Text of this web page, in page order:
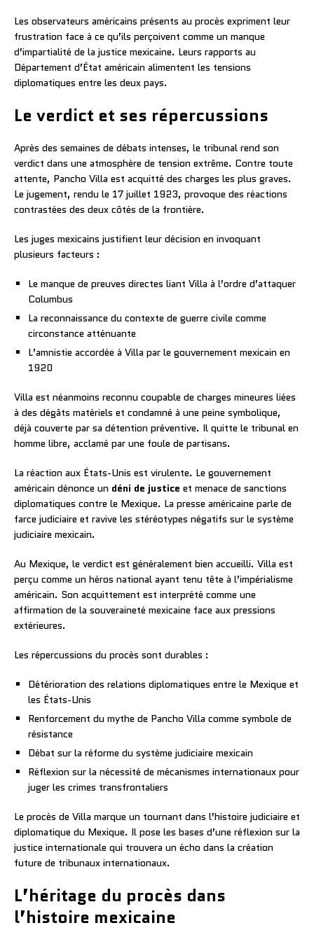
Les observateurs américains présents au procès expriment leur
frustration face à ce qu’ils perçoivent comme un manque
d’impartialité de la justice mexicaine. Leurs rapports au
Département d’État américain alimentent les tensions
diplomatiques entre les deux pays.
Le verdict et ses répercussions
Après des semaines de débats intenses, le tribunal rend son
verdict dans une atmosphère de tension extrême. Contre toute
attente, Pancho Villa est acquitté des charges les plus graves.
Le jugement, rendu le 17 juillet 1923, provoque des réactions
contrastées des deux côtés de la frontière.
Les juges mexicains justifient leur décision en invoquant
plusieurs facteurs :
Le manque de preuves directes liant Villa à l’ordre d’attaquer
Columbus
La reconnaissance du contexte de guerre civile comme
circonstance atténuante
L’amnistie accordée à Villa par le gouvernement mexicain en
1920
Villa est néanmoins reconnu coupable de charges mineures liées
à des dégâts matériels et condamné à une peine symbolique,
déjà couverte par sa détention préventive. Il quitte le tribunal en
homme libre, acclamé par une foule de partisans.
La réaction aux États-Unis est virulente. Le gouvernement
américain dénonce un déni de justice et menace de sanctions
diplomatiques contre le Mexique. La presse américaine parle de
farce judiciaire et ravive les stéréotypes négatifs sur le système
judiciaire mexicain.
Au Mexique, le verdict est généralement bien accueilli. Villa est
perçu comme un héros national ayant tenu tête à l’impérialisme
américain. Son acquittement est interprété comme une
affirmation de la souveraineté mexicaine face aux pressions
extérieures.
Les répercussions du procès sont durables :
Détérioration des relations diplomatiques entre le Mexique et
les États-Unis
Renforcement du mythe de Pancho Villa comme symbole de
résistance
Débat sur la réforme du système judiciaire mexicain
Réflexion sur la nécessité de mécanismes internationaux pour
juger les crimes transfrontaliers
Le procès de Villa marque un tournant dans l’histoire judiciaire et
diplomatique du Mexique. Il pose les bases d’une réflexion sur la
justice internationale qui trouvera un écho dans la création
future de tribunaux internationaux.
L’héritage du procès dans
l’histoire mexicaine